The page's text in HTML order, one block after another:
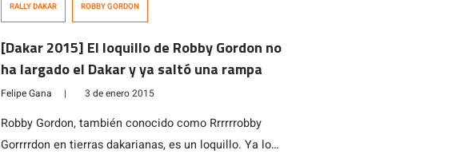
Robby, que muestra a Robby en la jornada […]
RALLY DAKAR ROBBY GORDON
[Dakar 2015] El loquillo de Robby Gordon no
ha largado el Dakar y ya saltó una rampa
Felipe Gana | 3 de enero 2015
Robby Gordon, también conocido como Rrrrrrobby
Gorrrrdon en tierras dakarianas, es un loquillo. Ya lo